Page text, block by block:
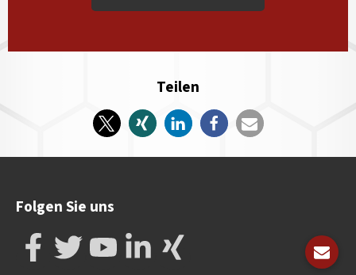
Teilen
Folgen Sie uns